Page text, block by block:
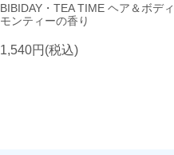
BIBIDAY・TEA TIME ヘア＆ボデ
モンティーの香り
1,540円(税込)